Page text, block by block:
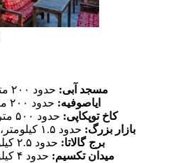
مسجد آبی: حدود ۲۰۰ متر، ۳ تا ۵ دقیقه پیاده‌روی
ایاصوفیه: حدود ۲۰۰ متر، 3 تا 5 دقیقه پیاده‌روی
کاخ توپکاپی: حدود ۵۰۰ متر، 7 تا 10 دقیقه پیاده‌روی
بازار بزرگ: حدود ۱.۵ کیلومتر، ۱۵ تا 20 دقیقه پیاده‌روی
برج گالاتا: حدود ۲.۵ کیلومتر، ۱۰ دقیقه با تاکسی
میدان تکسیم: حدود ۴ کیلومتر، ۱۵ دقیقه با تاکسی